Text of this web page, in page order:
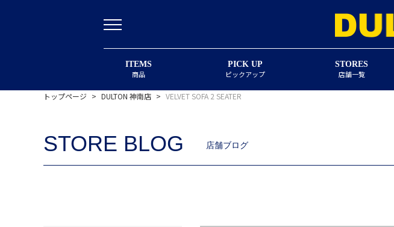
ITEMS
商品
PICK UP
ピックアップ
STORES
店舗一覧
トップページ > DULTON 神南店 > VELVET SOFA 2 SEATER
STORE BLOG 店舗ブログ